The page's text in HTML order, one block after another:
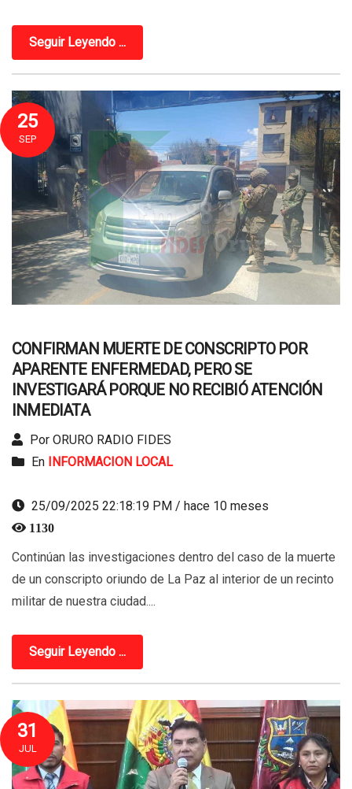
Seguir Leyendo ...
25
SEP
CONFIRMAN MUERTE DE CONSCRIPTO POR
APARENTE ENFERMEDAD, PERO SE
INVESTIGARÁ PORQUE NO RECIBIÓ ATENCIÓN
INMEDIATA
Por ORURO RADIO FIDES
En INFORMACION LOCAL
25/09/2025 22:18:19 PM / hace 10 meses
1130
Continúan las investigaciones dentro del caso de la muerte
de un conscripto oriundo de La Paz al interior de un recinto
militar de nuestra ciudad....
Seguir Leyendo ...
31
JUL